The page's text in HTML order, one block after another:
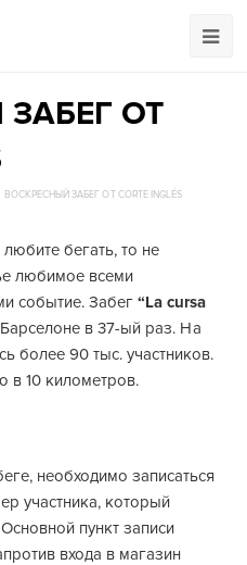
ОТ
ВОСКРЕСНЫЙ ЗАБЕГ ОТ CORTE INGLÉS
бегать, то не
любимое всеми
событие. Забег“La cursa
в 37-ый раз. На
более 90 тыс. участников.
в 10 километров.
необходимо записаться
участника, который
пункт записи
входа в магазин